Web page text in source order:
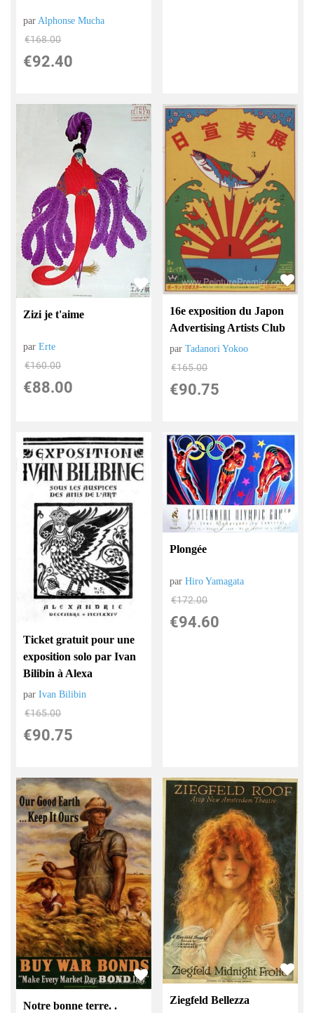
par Alphonse Mucha
€168.00
€92.40
Zizi je t'aime
parErte
€160.00
€88.00
16e exposition du Japon
Advertising Artists Club
parTadanori Yokoo
€165.00
€90.75
Ticket gratuit pour une
exposition solo par Ivan
Bilibin à Alexa
parIvan Bilibin
€165.00
€90.75
Plongée
parHiro Yamagata
€172.00
€94.60
Notre bonne terre. .
Ziegfeld Bellezza